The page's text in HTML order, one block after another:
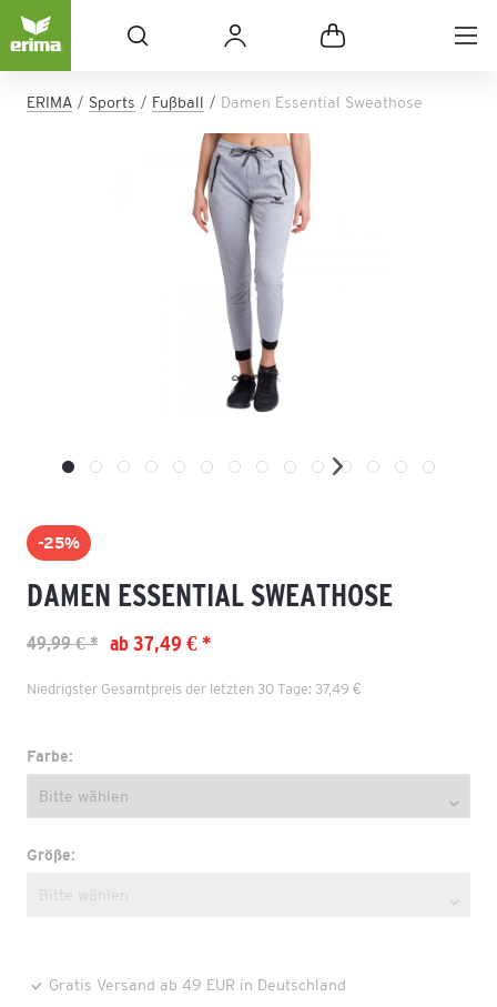
ERIMA Sports Fußball Damen Essential Sweathose
-25%
DAMEN ESSENTIAL SWEATHOSE
ab 37,49 € *
49,99 € *
Niedrigster Gesamtpreis der letzten 30 Tage: 37,49 €
Farbe:
Größe:
Gratis Versand ab 49 EUR in Deutschland